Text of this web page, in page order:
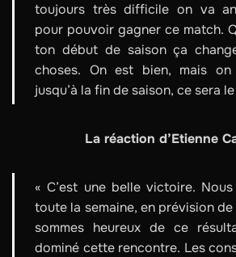
toujours très difficile on va
pour pouvoir gagner ce match.
ton début de saison ça
choses. On est bien, mais
jusqu’à la fin de saison, ce sera
La réaction d’Etienne
« C’est une belle victoire.
toute la semaine, en prévision
sommes heureux de ce
dominé cette rencontre. Les